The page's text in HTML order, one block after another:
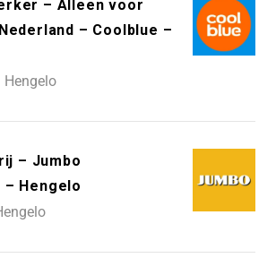
– Alleen voor
– Coolblue –
Hengelo
– Jumbo
Hengelo